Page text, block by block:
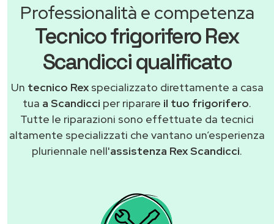
Professionalità e competenza
Tecnico frigorifero Rex
Scandicci qualificato
Un tecnico Rexspecializzato direttamente a casa
tua a Scandicci per riparare il tuo frigorifero.
Tutte le riparazioni sono effettuate da tecnici
altamente specializzati che vantano un’esperienza
pluriennale nell'assistenza Rex Scandicci.